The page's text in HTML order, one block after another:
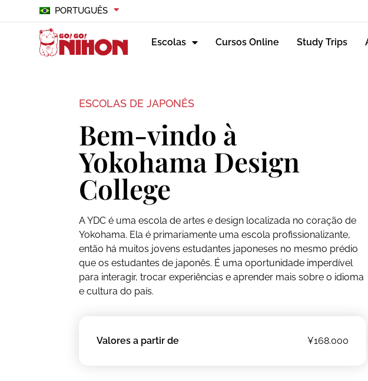
PORTUGUÊS
Escolas Cursos Online Study Trips
ESCOLAS DE JAPONÊS
Bem-vindo à
Yokohama Design
College
A YDC é uma escola de artes e design localizada no coração de
Yokohama. Ela é primariamente uma escola profissionalizante,
então há muitos jovens estudantes japoneses no mesmo prédio
que os estudantes de japonês. É uma oportunidade imperdível
para interagir, trocar experiências e aprender mais sobre o idioma
e cultura do país.
Valores a partir de ¥168.000